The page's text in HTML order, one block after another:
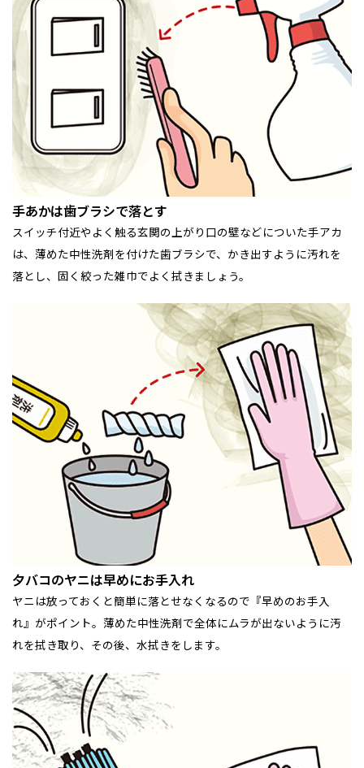
手あかは歯ブラシで落とす
スイッチ付近やよく触る玄関の上がり口の壁などについた手アカ
は、薄めた中性洗剤を付けた歯ブラシで、かき出すように汚れを
落とし、固く絞った雑巾でよく拭きましょう。
夕バコのヤニは早めにお手入れ
ヤニは放っておくと簡単に落とせなくなるので『早めのお手入
れ』がポイント。薄めた中性洗剤で全体にムラが出ないように汚
れを拭き取り、その後、水拭きをします。